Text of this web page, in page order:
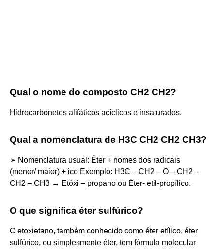
Qual o nome do composto CH2 CH2?
Hidrocarbonetos alifáticos acíclicos e insaturados.
Qual a nomenclatura de H3C CH2 CH2 CH3?
➢ Nomenclatura usual: Éter + nomes dos radicais
(menor/ maior) + ico Exemplo: H3C – CH2 – O – CH2 –
CH2 – CH3 → Etóxi – propano ou Éter- etil-propílico.
O que significa éter sulfúrico?
O etoxietano, também conhecido como éter etílico, éter
sulfúrico, ou simplesmente éter, tem fórmula molecular